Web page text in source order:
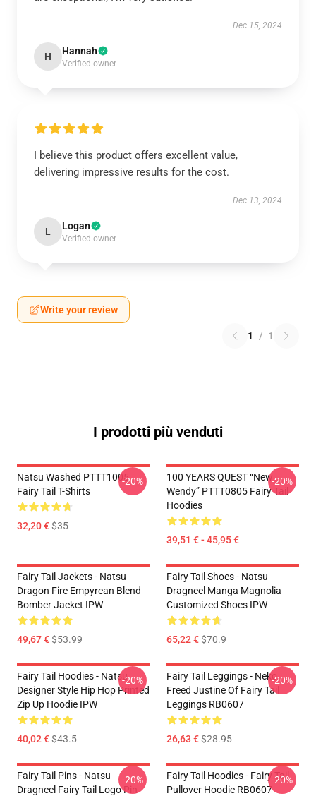
Dec 15, 2024
H Hannah
Verified owner
I believe this product offers excellent value,
delivering impressive results for the cost.
Dec 13, 2024
L Logan
Verified owner
Write your review
1 / 1
I prodotti più venduti
Natsu Washed PTTT1005
Fairy Tail T-Shirts
32,20 €$35
-20%
100 YEARS QUEST “New
Wendy” PTTT0805 Fairy Tail
Hoodies
39,51 € - 45,95 €
-20%
Fairy Tail Jackets - Natsu
Dragon Fire Empyrean Blend
Bomber Jacket IPW
49,67 €$53.99
Fairy Tail Shoes - Natsu
Dragneel Manga Magnolia
Customized Shoes IPW
65,22 €$70.9
Fairy Tail Hoodies - Natsu
Designer Style Hip Hop Printed
Zip Up Hoodie IPW
40,02 €$43.5
-20%
Fairy Tail Leggings - Neko
Freed Justine Of Fairy Tail
Leggings RB0607
26,63 €$28.95
-20%
Fairy Tail Pins - Natsu
Dragneel Fairy Tail Logo Pin
-20%
Fairy Tail Hoodies - Fairy Tail
Pullover Hoodie RB0607
-20%